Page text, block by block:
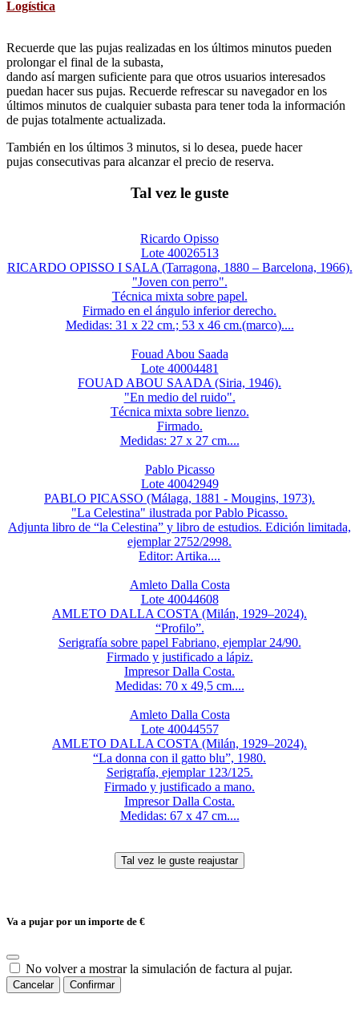
Logística
Recuerde que las pujas realizadas en los últimos minutos pueden
prolongar el final de la subasta,
dando así margen suficiente para que otros usuarios interesados
puedan hacer sus pujas. Recuerde refrescar su navegador en los
últimos minutos de cualquier subasta para tener toda la información
de pujas totalmente actualizada.
También en los últimos 3 minutos, si lo desea, puede hacer
pujas consecutivas para alcanzar el precio de reserva.
Tal vez le guste
Ricardo Opisso
Lote 40026513
RICARDO OPISSO I SALA (Tarragona, 1880 – Barcelona, 1966).
"Joven con perro".
Técnica mixta sobre papel.
Firmado en el ángulo inferior derecho.
Medidas: 31 x 22 cm.; 53 x 46 cm.(marco)....
Fouad Abou Saada
Lote 40004481
FOUAD ABOU SAADA (Siria, 1946).
"En medio del ruido".
Técnica mixta sobre lienzo.
Firmado.
Medidas: 27 x 27 cm....
Pablo Picasso
Lote 40042949
PABLO PICASSO (Málaga, 1881 - Mougins, 1973).
"La Celestina" ilustrada por Pablo Picasso.
Adjunta libro de “la Celestina” y libro de estudios. Edición limitada,
ejemplar 2752/2998.
Editor: Artika....
Amleto Dalla Costa
Lote 40044608
AMLETO DALLA COSTA (Milán, 1929–2024).
“Profilo”.
Serigrafía sobre papel Fabriano, ejemplar 24/90.
Firmado y justificado a lápiz.
Impresor Dalla Costa.
Medidas: 70 x 49,5 cm....
Amleto Dalla Costa
Lote 40044557
AMLETO DALLA COSTA (Milán, 1929–2024).
“La donna con il gatto blu”, 1980.
Serigrafía, ejemplar 123/125.
Firmado y justificado a mano.
Impresor Dalla Costa.
Medidas: 67 x 47 cm....
Va a pujar por un importe de €
No volver a mostrar la simulación de factura al pujar.
Cancelar Confirmar